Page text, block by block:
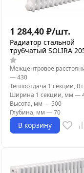
1 284,40 ₽/шт.
Радиатор стальной
трубчатый SOLIRA
Межцентровое
—430
Теплоотдача 1 секции, Вт
Ширина 1 секции, мм —
Высота, мм — 500
Глубина, мм —70
В корзину